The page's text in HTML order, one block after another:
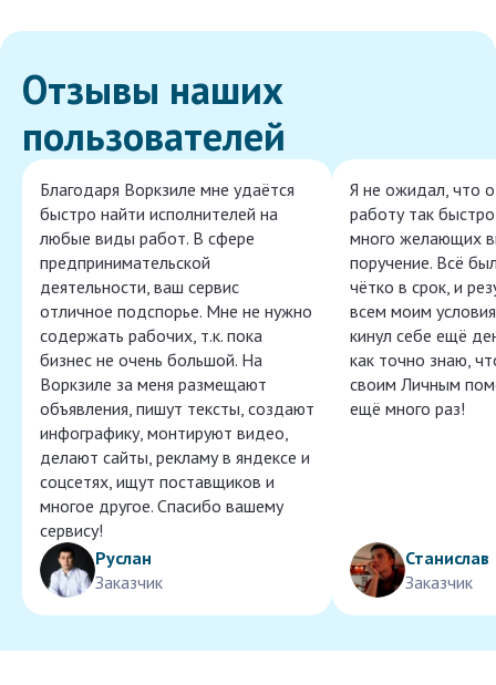
Отзывы наших
пользователей
Благодаря Воркзиле мне удаётся
быстро найти исполнителей на
любые виды работ. В сфере
предпринимательской
деятельности, ваш сервис
отличное подспорье. Мне не нужно
содержать рабочих, т.к. пока
бизнес не очень большой. На
Воркзиле за меня размещают
объявления, пишут тексты, создают
инфографику, монтируют видео,
делают сайты, рекламу в яндексе и
соцсетях, ищут поставщиков и
многое другое. Спасибо вашему
сервису!
Руслан
Заказчик
Я не ожидал, что
работу так
много желающих
поручение. Всё
чётко в срок, и
всем моим
кинул себе ещё
как точно знаю,
своим Личным
ещё много раз!
Станислав
Заказчик